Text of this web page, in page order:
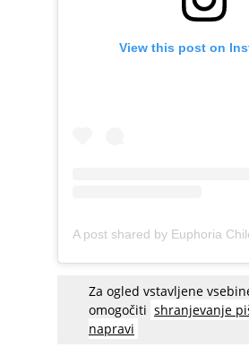
View this post on
A post shared by Euphoria
Za ogled vstavljene
omogočiti shranjevanje
napravi